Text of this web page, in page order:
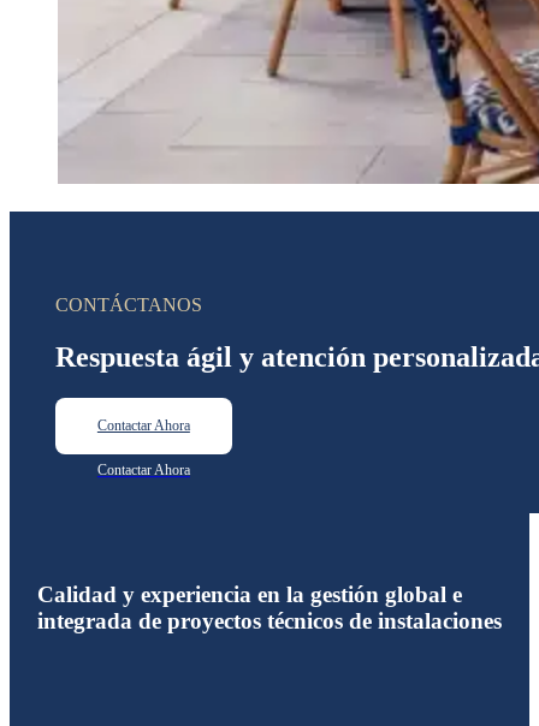
CONTÁCTANOS
Respuesta ágil y atención
Contactar Ahora
Calidad y experiencia en la gestión global e
integrada de proyectos técnicos de instalaciones